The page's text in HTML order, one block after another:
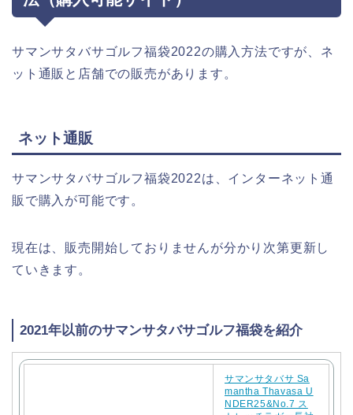
サマンサタバサゴルフ福袋2022の購入方法ですが、ネ
ット通販と店舗での販売があります。
ネット通販
サマンサタバサゴルフ福袋2022は、インターネット通
販で購入が可能です。
現在は、販売開始しておりませんが分かり次第更新し
ていきます。
2021年以前のサマンサタバサゴルフ福袋を紹介
サマンサタバサ Sa
mantha Thavasa U
NDER25&No.7 ス